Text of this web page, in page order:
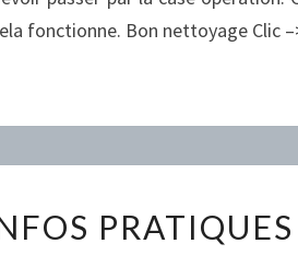
fonctionne. Bon nettoyage Clic
PRATIQUES
PRATIQUES